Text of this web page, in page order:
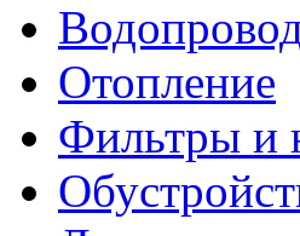
Отопление
Фильтры и